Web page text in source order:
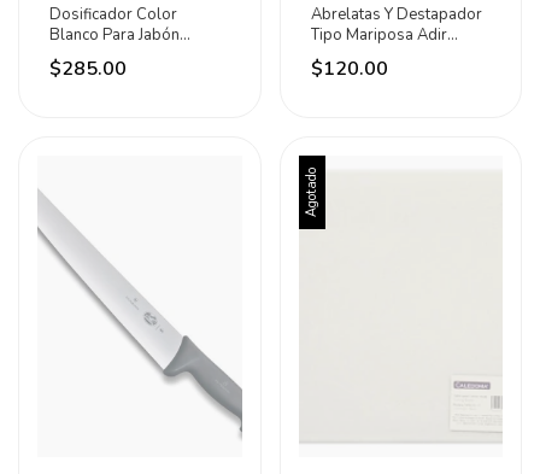
Dosificador Color
Blanco Para Jabón
Líquido 1 Litro Klinplus
Blanco
$285.00
Abrelatas Y Destapador
Tipo Mariposa Adir
Plateado
$120.00
Agotado